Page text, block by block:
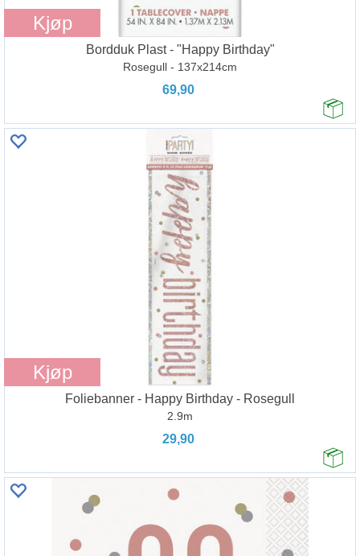
Kjøp
Bordduk Plast - "Happy Birthday"
Rosegull - 137x214cm
69,90
Kjøp
Foliebanner - Happy Birthday - Rosegull
2.9m
29,90